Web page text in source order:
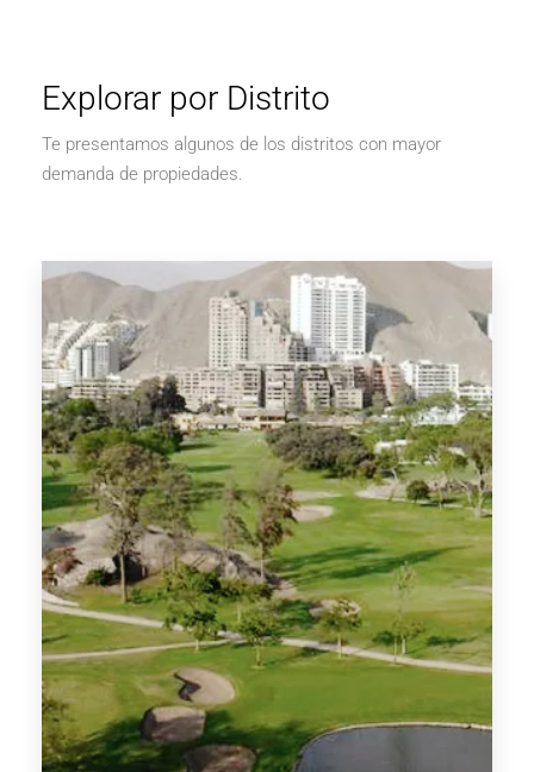
Explorar por Distrito
Te presentamos algunos de los distritos con mayor
demanda de propiedades.